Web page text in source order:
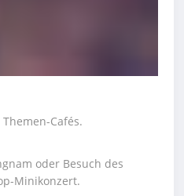
Cafés.
oder Besuch des
Minikonzert.